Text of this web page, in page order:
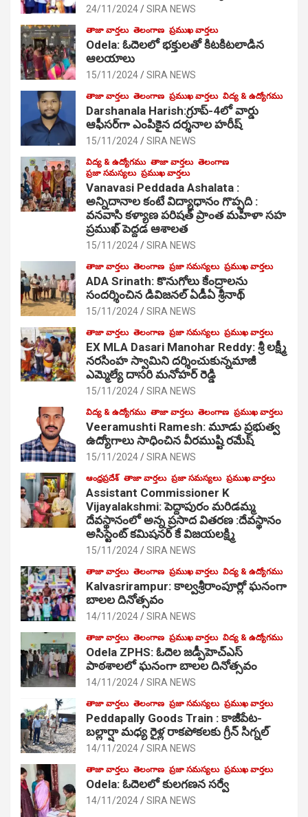
24/11/2024 SIRA NEWS
తాజా వార్తలు తెలంగాణ ప్రముఖ వార్తలు
Odela: ఓదెల‌లో భక్తులతో కిటకిటలాడిన
ఆల‌యాలు
15/11/2024 SIRA NEWS
తాజా వార్తలు తెలంగాణ ప్రముఖ వార్తలు విద్య & ఉద్యోగము
Darshanala Harish:గ్రూప్-4లో వార్డు
ఆఫీసర్‌గా ఎంపికైన దర్శనాల హరీష్
15/11/2024 SIRA NEWS
విద్య & ఉద్యోగము తాజా వార్తలు తెలంగాణ
ప్రజా సమస్యలు ప్రముఖ వార్తలు
Vanavasi Peddada Ashalata :
అన్నిదానాల కంటే విద్యాధానం గొప్పది :
వనవాసి కళ్యాణ పరిషత్ ప్రాంత మహిళా సహ
ప్రముఖ్ పెద్దడ ఆశాలత
15/11/2024 SIRA NEWS
తాజా వార్తలు తెలంగాణ ప్రజా సమస్యలు ప్రముఖ వార్తలు
ADA Srinath: కొనుగోలు కేంద్రాల‌ను
సంద‌ర్శించిన డివిజనల్ ఏడీఏ శ్రీనాథ్
15/11/2024 SIRA NEWS
తాజా వార్తలు తెలంగాణ ప్రజా సమస్యలు ప్రముఖ వార్తలు
EX MLA Dasari Manohar Reddy: శ్రీ లక్ష్మీ
నరసింహ స్వామిని దర్శించుకున్నమాజీ
ఎమ్మెల్యే దాసరి మనోహర్ రెడ్డి
15/11/2024 SIRA NEWS
విద్య & ఉద్యోగము తాజా వార్తలు తెలంగాణ ప్రముఖ వార్తలు
Veeramushti Ramesh: మూడు ప్రభుత్వ
ఉద్యోగాలు సాధించిన వీరముష్టి రమేష్
15/11/2024 SIRA NEWS
ఆంధ్రప్రదేశ్ తాజా వార్తలు ప్రజా సమస్యలు ప్రముఖ వార్తలు
Assistant Commissioner K
Vijayalakshmi: పెద్దాపురం మరిడమ్మ
దేవస్థానంలో అన్న ప్రసాద వితరణ :దేవస్థానం
అసిస్టెంట్ కమిషనర్ కే విజయలక్ష్మి
15/11/2024 SIRA NEWS
తాజా వార్తలు తెలంగాణ ప్రముఖ వార్తలు విద్య & ఉద్యోగము
Kalvasrirampur: కాల్వశ్రీరాంపూర్లో ఘనంగా
బాలల దినోత్సవం
14/11/2024 SIRA NEWS
తాజా వార్తలు తెలంగాణ ప్రముఖ వార్తలు విద్య & ఉద్యోగము
Odela ZPHS: ఓదెల జ‌డ్పీహెచ్ఎస్
పాఠ‌శాల‌లో ఘనంగా బాలల దినోత్సవం
14/11/2024 SIRA NEWS
తాజా వార్తలు తెలంగాణ ప్రజా సమస్యలు ప్రముఖ వార్తలు
Peddapally Goods Train : కాజీపేట-
బల్లార్షా మధ్య రైళ్ల రాకపోకలకు గ్రీన్ సిగ్నల్
14/11/2024 SIRA NEWS
తాజా వార్తలు తెలంగాణ ప్రజా సమస్యలు ప్రముఖ వార్తలు
Odela: ఓదెలలో కులగణన సర్వే
14/11/2024 SIRA NEWS